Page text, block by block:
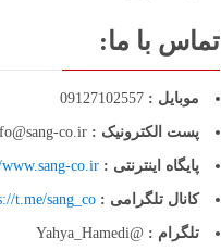
تماس با ما:
موبایل : 09127102557
پست الکترونیک : co.ir
پایگاه اینترنتی : co.ir
کانال تلگرامی : t.me/sang_co
تلگرام : @Yahya_Hamedi